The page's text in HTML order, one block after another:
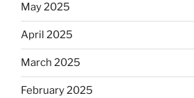
May 2025
April 2025
March 2025
February 2025